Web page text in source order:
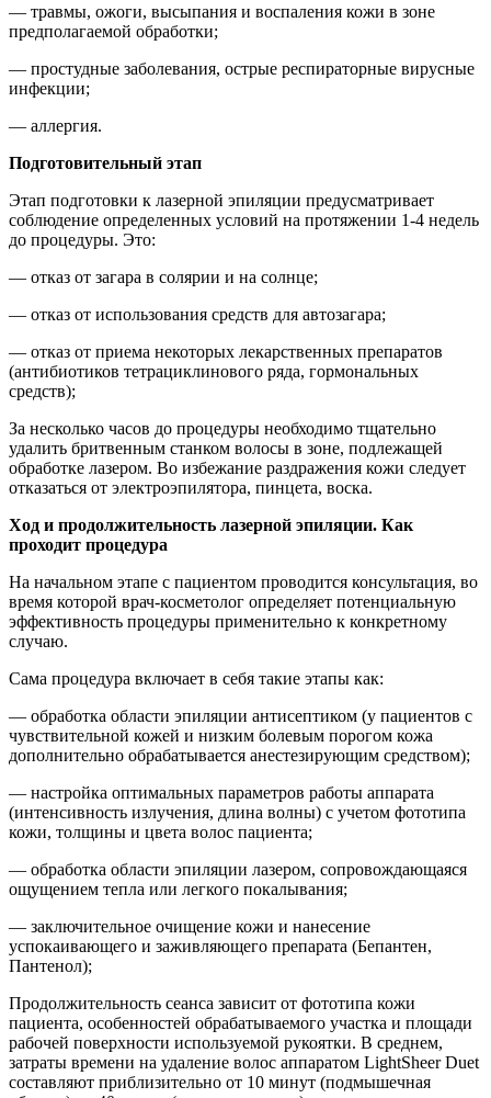
— травмы, ожоги, высыпания и воспаления кожи в зоне
предполагаемой обработки;
— простудные заболевания, острые респираторные вирусные
инфекции;
— аллергия.
Подготовительный этап
Этап подготовки к лазерной эпиляции предусматривает
соблюдение определенных условий на протяжении 1-4 недель
до процедуры. Это:
— отказ от загара в солярии и на солнце;
— отказ от использования средств для автозагара;
— отказ от приема некоторых лекарственных препаратов
(антибиотиков тетрациклинового ряда, гормональных
средств);
За несколько часов до процедуры необходимо тщательно
удалить бритвенным станком волосы в зоне, подлежащей
обработке лазером. Во избежание раздражения кожи следует
отказаться от электроэпилятора, пинцета, воска.
Ход и продолжительность лазерной эпиляции. Как
проходит процедура
На начальном этапе с пациентом проводится консультация, во
время которой врач-косметолог определяет потенциальную
эффективность процедуры применительно к конкретному
случаю.
Сама процедура включает в себя такие этапы как:
— обработка области эпиляции антисептиком (у пациентов с
чувствительной кожей и низким болевым порогом кожа
дополнительно обрабатывается анестезирующим средством);
— настройка оптимальных параметров работы аппарата
(интенсивность излучения, длина волны) с учетом фототипа
кожи, толщины и цвета волос пациента;
— обработка области эпиляции лазером, сопровождающаяся
ощущением тепла или легкого покалывания;
— заключительное очищение кожи и нанесение
успокаивающего и заживляющего препарата (Бепантен,
Пантенол);
Продолжительность сеанса зависит от фототипа кожи
пациента, особенностей обрабатываемого участка и площади
рабочей поверхности используемой рукоятки. В среднем,
затраты времени на удаление волос аппаратом LightSheer Duet
составляют приблизительно от 10 минут (подмышечная